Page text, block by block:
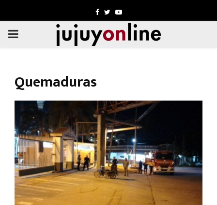
Facebook
TwitterYoutube
PRIMARY
Quemaduras